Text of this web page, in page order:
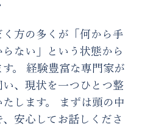
方の多くが「何から手
ない」という状態から
。 経験豊富な専門家が
い、現状を一つひとつ整
します。 まずは頭の中
安心してお話しくださ